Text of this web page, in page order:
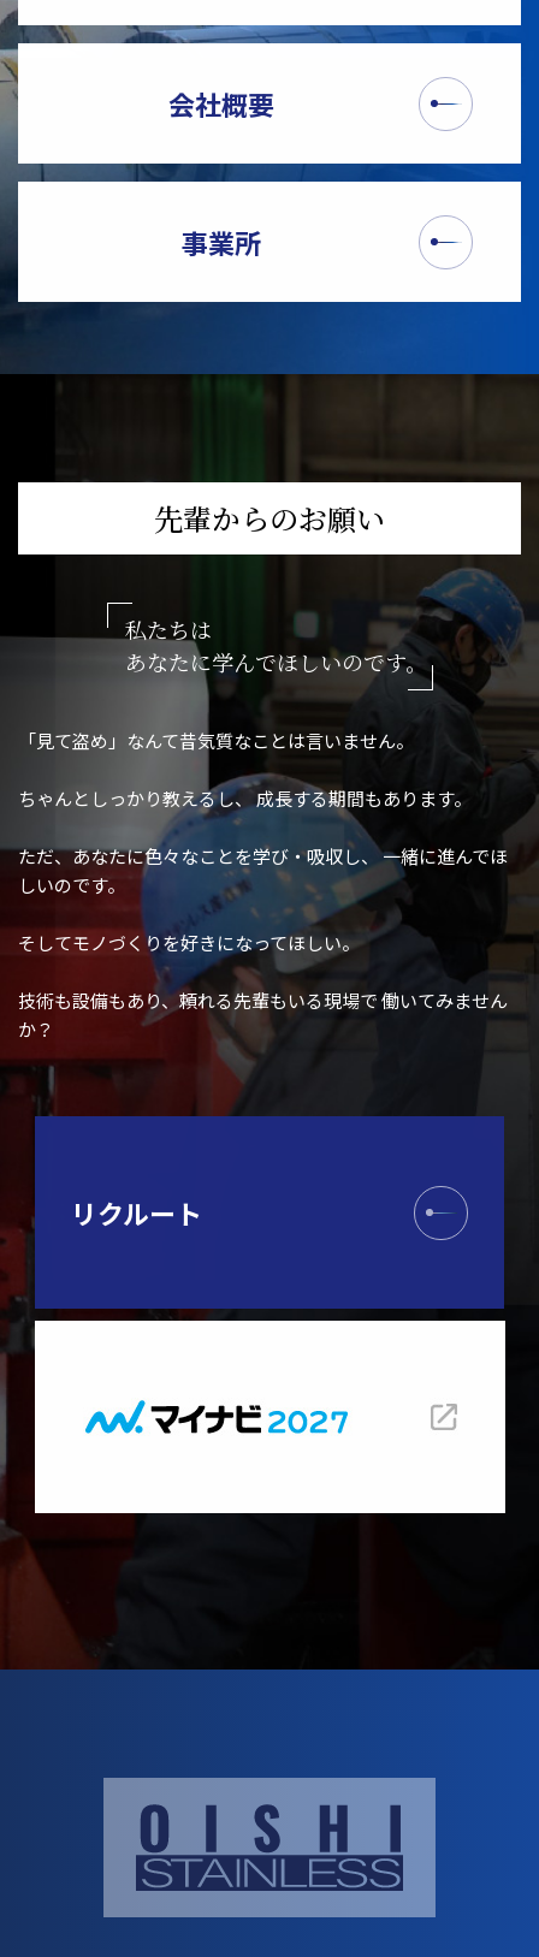
会社概要
事業所
先輩からのお願い
私たちは
あなたに学んでほしいのです。
「見て盗め」なんて昔気質なことは言いません。
ちゃんとしっかり教えるし、 成長する期間もあります。
ただ、あなたに色々なことを学び・吸収し、 一緒に進んでほ
しいのです。
そしてモノづくりを好きになってほしい。
技術も設備もあり、頼れる先輩もいる現場で働いてみません
か？
リクルート